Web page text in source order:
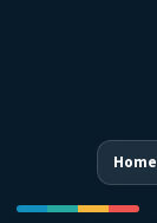
Home